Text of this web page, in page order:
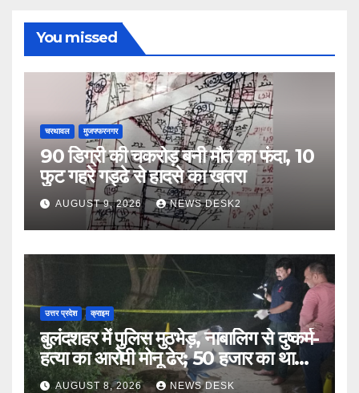
You missed
चरथावल मुजफ्फरनगर
90 डिग्री की चकरोड़ बनी मौत का फंदा, 10
फुट गहरे गड्ढे से हादसे का खतरा
AUGUST 9, 2026 NEWS DESK2
उत्तर प्रदेश क्राइम
बुलंदशहर में पुलिस मुठभेड़, नाबालिग से दुष्कर्म-
हत्या का आरोपी मोनू ढेर; 50 हजार का था
इनामAUGUST 8, 2026 NEWS DESK